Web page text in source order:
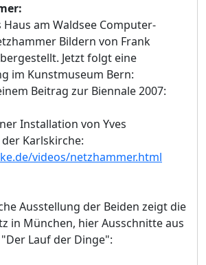
am Waldsee Computer-
Bildern von Frank
Jetzt folgt eine
im Kunstmuseum Bern:
Beitrag zur Biennale 2007:
Installation von Yves
Karlskirche:
videos/netzhammer.html
Ausstellung der Beiden zeigt die
in München, hier Ausschnitte aus
Lauf der Dinge":